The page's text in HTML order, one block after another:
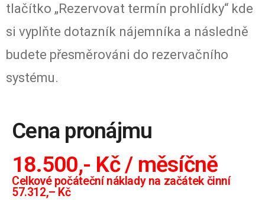
tlačítko „Rezervovat termín prohlídky“ kde
si vyplňte dotazník nájemníka a následně
budete přesměrováni do rezervačního
systému.
Cena pronájmu
18.500,- Kč / měsíčně
Celkové počáteční náklady na začátek činní
57.312,– Kč